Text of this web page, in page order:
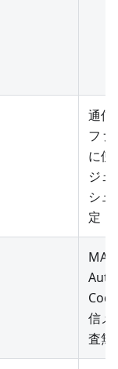
通信
ファ
に使
ジェ
シュ
定
信メ
査無